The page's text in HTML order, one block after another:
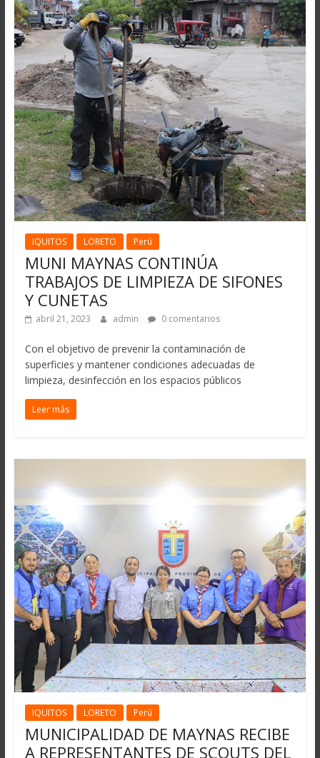
IQUITOS LORETO Perú
MUNI MAYNAS CONTINÚA
TRABAJOS DE LIMPIEZA DE SIFONES
Y CUNETAS
abril 21, 2023 admin 0 comentarios
Con el objetivo de prevenir la contaminación de
superficies y mantener condiciones adecuadas de
limpieza, desinfección en los espacios públicos
Leer más
IQUITOS LORETO Perú
MUNICIPALIDAD DE MAYNAS RECIBE
A REPRESENTANTES DE SCOUTS DEL